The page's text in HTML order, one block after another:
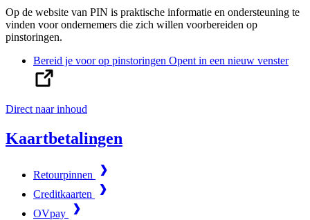
Op de website van PIN is praktische informatie en ondersteuning te
vinden voor ondernemers die zich willen voorbereiden op
pinstoringen.
Bereid je voor op pinstoringen Opent in een nieuw venster
Direct naar inhoud
Kaartbetalingen
Retourpinnen
Creditkaarten
OVpay